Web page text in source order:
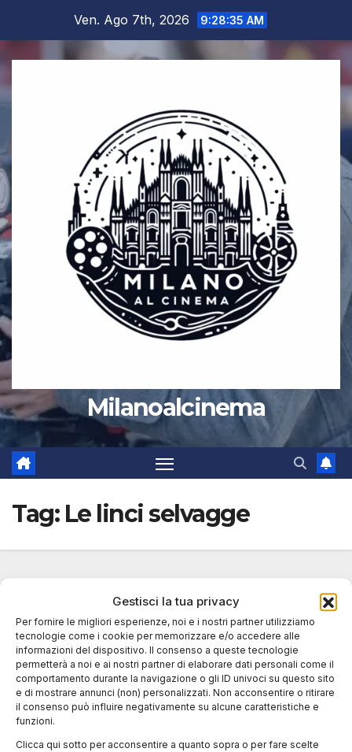
Gestisci la tua privacy
Per fornire le migliori esperienze, noi e i nostri partner utilizziamo
tecnologie come i cookie per memorizzare e/o accedere alle
informazioni del dispositivo. Il consenso a queste tecnologie
permetterà a noi e ai nostri partner di elaborare dati personali come il
comportamento durante la navigazione o gli ID univoci su questo sito
e di mostrare annunci (non) personalizzati. Non acconsentire o ritirare
il consenso può influire negativamente su alcune caratteristiche e
funzioni.
Clicca qui sotto per acconsentire a quanto sopra o per fare scelte
contenuto
Ven. Ago 7th, 2026 9:28:35 AM
Milanoalcinema
Tag: Le linci selvagge